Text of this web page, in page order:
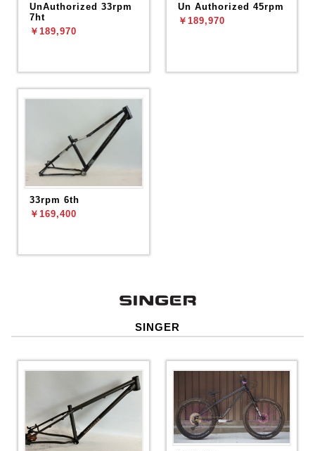
UnAuthorized 33rpm
7ht
￥189,970
Un Authorized 45rpm
￥189,970
33rpm 6th
￥169,400
SINGER